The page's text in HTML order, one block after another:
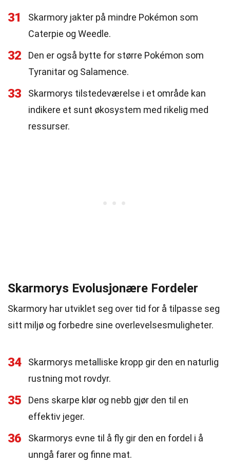
31
Skarmory jakter på mindre Pokémon som
Caterpie og Weedle.
32
Den er også bytte for større Pokémon som
Tyranitar og Salamence.
33
Skarmorys tilstedeværelse i et område kan
indikere et sunt økosystem med rikelig med
ressurser.
Skarmorys Evolusjonære Fordeler
Skarmory har utviklet seg over tid for å tilpasse seg
sitt miljø og forbedre sine overlevelsesmuligheter.
34
Skarmorys metalliske kropp gir den en naturlig
rustning mot rovdyr.
35
Dens skarpe klør og nebb gjør den til en
effektiv jeger.
36
Skarmorys evne til å fly gir den en fordel i å
unngå farer og finne mat.